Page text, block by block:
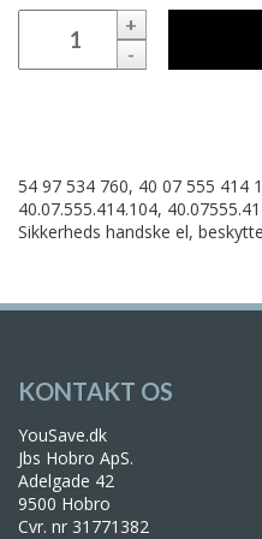
+
-
54 97 534 760, 40 07 555 414
40.07.555.414.104,
Sikkerheds handske el,
KONTAKT OS
YouSave.dk
Jbs Hobro ApS.
Adelgade 42
9500 Hobro
Cvr. nr 31771382